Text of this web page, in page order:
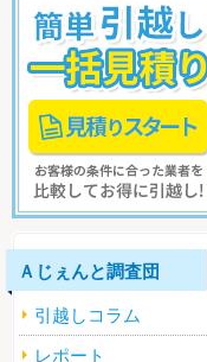
Ａじぇんと調査団
引越しコラム
レポート